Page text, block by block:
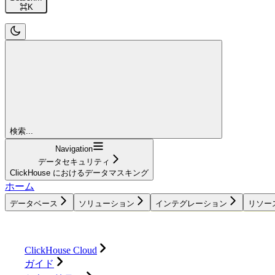
⌘K
検索...
Navigation
データセキュリティ
ClickHouse におけるデータマスキング
ホーム
データベース ソリューション インテグレーション リソー
ClickHouse Cloud
ガイド